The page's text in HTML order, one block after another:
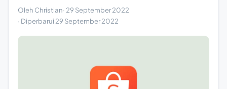
Oleh Christian· 29 September 2022
· Diperbarui 29 September 2022